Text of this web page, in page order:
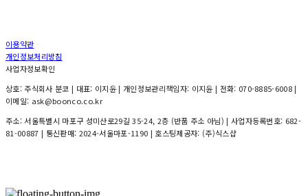
이용약관
개인정보처리방침
사업자정보확인
상호: 주식회사 분코 | 대표: 이지윤 | 개인정보관리책임자: 이지윤 | 전화: 070-8885-6008 |
이메일: ask@boonco.co.kr
주소: 서울특별시 마포구 성미산로29길 35-24, 2층 (반품 주소 아님) | 사업자등록번호: 682-
81-00887 | 통신판매: 2024-서울마포-1190 | 호스팅제공자: (주)식스샵